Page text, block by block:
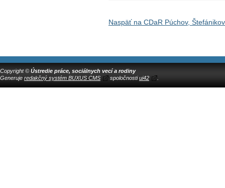
Naspäť na CDaR Púchov,
Copyright © Ústredie práce, sociálnych vecí a rodiny
Generuje redakčný systém BUXUS CMS spoločnostiui42